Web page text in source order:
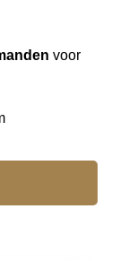
voor